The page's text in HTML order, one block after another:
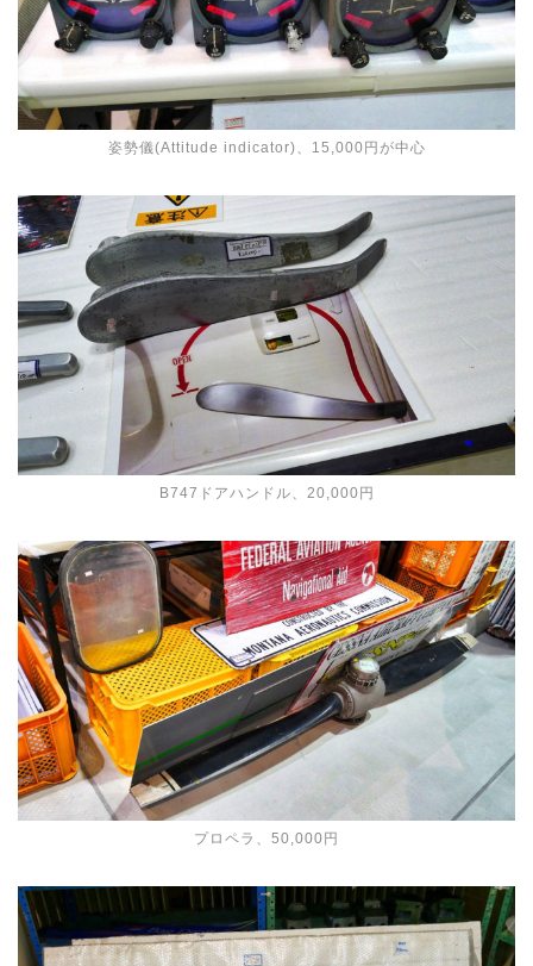
姿勢儀(Attitude indicator)、15,000円が中心
B747ドアハンドル、20,000円
プロペラ、50,000円